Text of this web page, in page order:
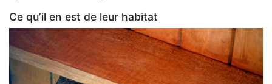
Ce qu’il en est de leur habitat